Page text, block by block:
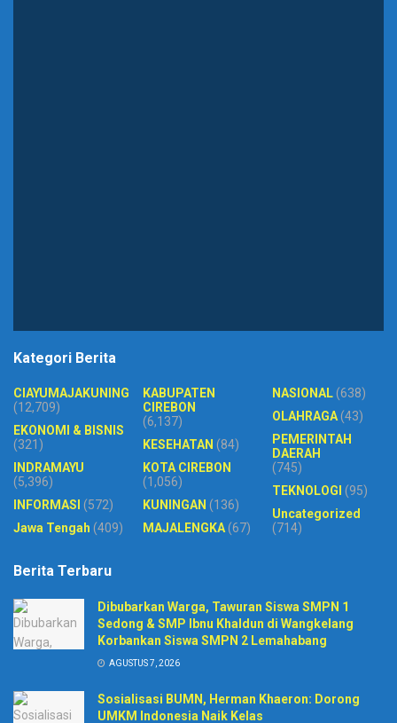
Kategori Berita
CIAYUMAJAKUNING
(12,709)
EKONOMI & BISNIS
(321)
INDRAMAYU
(5,396)
INFORMASI (572)
Jawa Tengah (409)
KABUPATEN
CIREBON
(6,137)
KESEHATAN (84)
KOTA CIREBON
(1,056)
KUNINGAN (136)
MAJALENGKA(67)
NASIONAL(638)
OLAHRAGA(43)
PEMERINTAH
DAERAH
(745)
TEKNOLOGI (95)
Uncategorized
(714)
Berita Terbaru
Dibubarkan Warga, Tawuran Siswa SMPN 1
Sedong & SMP Ibnu Khaldun di Wangkelang
Korbankan Siswa SMPN 2 Lemahabang
AGUSTUS 7, 2026
Sosialisasi BUMN, Herman Khaeron: Dorong
UMKM Indonesia Naik Kelas